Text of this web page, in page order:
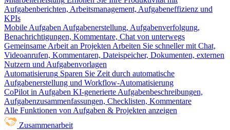
Aufgabenberichten, Arbeitsmanagement, Aufgabeneffizienz und
KPIs
Mobile Aufgaben Aufgabenerstellung, Aufgabenverfolgung,
Benachrichtigungen, Kommentare, Chat von unterwegs
Gemeinsame Arbeit an Projekten Arbeiten Sie schneller mit Chat,
Videoanrufen, Kommentaren, Dateispeicher, Dokumenten, externen
Nutzern und Aufgabenvorlagen
Automatisierung Sparen Sie Zeit durch automatische
Aufgabenerstellung und Workflow-Automatisierung
CoPilot in Aufgaben KI-generierte Aufgabenbeschreibungen,
Aufgabenzusammenfassungen, Checklisten, Kommentare
Alle Funktionen von Aufgaben & Projekten anzeigen
Zusammenarbeit